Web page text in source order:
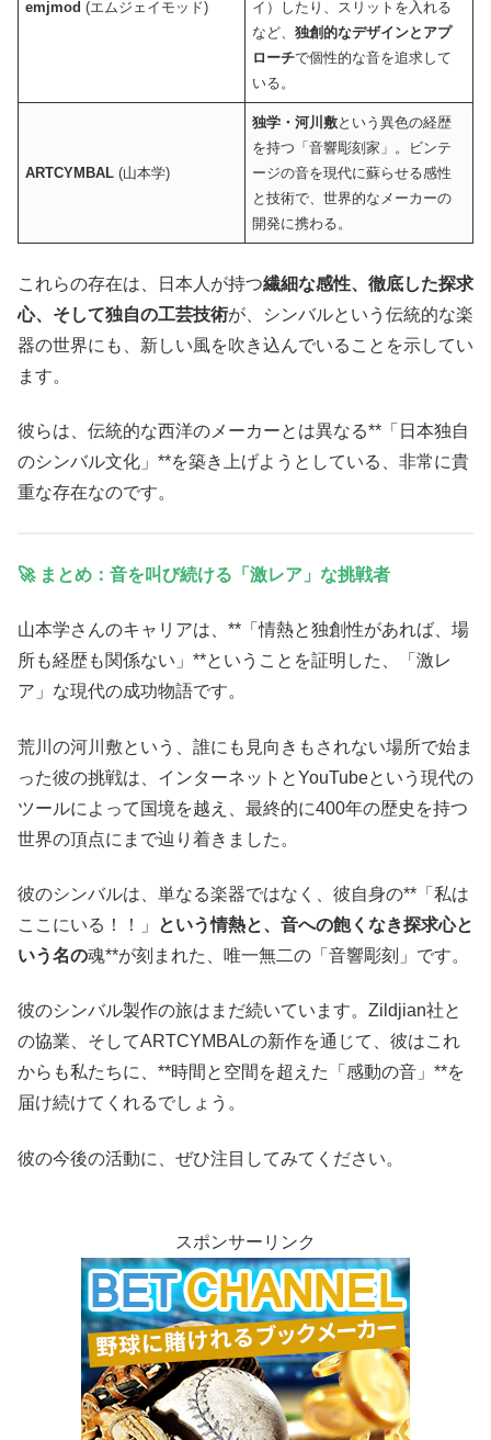
emjmod (エムジェイモッド)
イ）したり、スリットを入れる
など、独創的なデザインとアプ
ローチで個性的な音を追求して
いる。
ARTCYMBAL (山本学)
独学・河川敷という異色の経歴
を持つ「音響彫刻家」。ビンテ
ージの音を現代に蘇らせる感性
と技術で、世界的なメーカーの
開発に携わる。
これらの存在は、日本人が持つ繊細な感性、徹底した探求
心、そして独自の工芸技術が、シンバルという伝統的な楽
器の世界にも、新しい風を吹き込んでいることを示してい
ます。
彼らは、伝統的な西洋のメーカーとは異なる**「日本独自
のシンバル文化」**を築き上げようとしている、非常に貴
重な存在なのです。
🚀 まとめ：音を叫び続ける「激レア」な挑戦者
山本学さんのキャリアは、**「情熱と独創性があれば、場
所も経歴も関係ない」**ということを証明した、「激レ
ア」な現代の成功物語です。
荒川の河川敷という、誰にも見向きもされない場所で始ま
った彼の挑戦は、インターネットとYouTubeという現代の
ツールによって国境を越え、最終的に400年の歴史を持つ
世界の頂点にまで辿り着きました。
彼のシンバルは、単なる楽器ではなく、彼自身の**「私は
ここにいる！！」
という情熱と、音への飽くなき探求心と
いう名の魂**が刻まれた、唯一無二の「音響彫刻」です。
彼のシンバル製作の旅はまだ続いています。Zildjian社と
の協業、そしてARTCYMBALの新作を通じて、彼はこれ
からも私たちに、**時間と空間を超えた「感動の音」**を
届け続けてくれるでしょう。
彼の今後の活動に、ぜひ注目してみてください。
スポンサーリンク